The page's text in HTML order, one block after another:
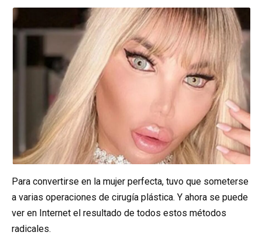
Para convertirse en la mujer perfecta, tuvo que someterse
a varias operaciones de cirugía plástica. Y ahora se puede
ver en Internet el resultado de todos estos métodos
radicales.